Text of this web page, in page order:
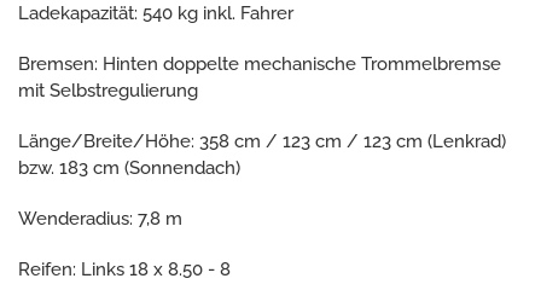
Ladekapazität: 540 kg inkl. Fahrer
Bremsen: Hinten doppelte mechanische Trommelbremse
mit Selbstregulierung
Länge/Breite/Höhe: 358 cm / 123 cm / 123 cm (Lenkrad)
bzw. 183 cm (Sonnendach)
Wenderadius: 7,8 m
Reifen: Links 18 x 8.50 - 8